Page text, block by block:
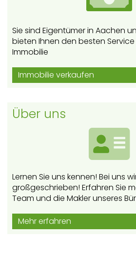
Sie sind Eigentümer in Aachen
bieten Ihnen den besten
Immobilie
Immobilie verkaufen
Über uns
Lernen Sie uns kennen! Bei uns
großgeschrieben! Erfahren Sie
Team und die Makler unseres
Mehr erfahren